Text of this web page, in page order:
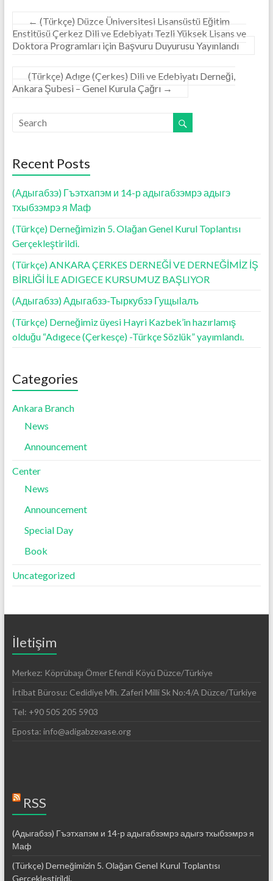
k
p
← (Türkçe) Düzce Üniversitesi Lisansüstü Eğitim
Enstitüsü Çerkez Dili ve Edebiyatı Tezli Yüksek Lisans ve
Doktora Programları için Başvuru Duyurusu Yayınlandı
(Türkçe) Adıge (Çerkes) Dili ve Edebiyatı Derneği,
Ankara Şubesi – Genel Kurula Çağrı →
Recent Posts
(Адыгабзэ) Гъэтхапэм и 14-р адыгабзэмрэ адыгэ
тхыбзэмрэ я Маф
(Türkçe) Derneğimizin 5. Olağan Genel Kurul Toplantısı
Gerçekleştirildi.
(Türkçe) ANKARA ÇERKES DERNEĞİ VE DERNEĞİMİZ İŞ
BİRLİĞİ İLE ADIGECE KURSUMUZ BAŞLIYOR
(Адыгабзэ) Адыгабзэ-Тыркубзэ Гущыӏалъ
(Türkçe) Derneğimiz üyesi Hayri Kazbek’in hazırlamış
olduğu “Adıgece (Çerkesçe) -Türkçe Sözlük” yayımlandı.
Categories
Ankara Branch
News
Announcement
Center
News
Announcement
Special Day
Book
Uncategorized
İletişim
Merkez: Köprübaşı Ömer Efendi Köyü Düzce/Türkiye
İrtibat Bürosu: Cedidiye Mh. Zaferi Milli Sk No:4/A Düzce/Türkiye
Tel: +90 505 205 5903
Eposta: info@adigabzexase.org
RSS
(Адыгабзэ) Гъэтхапэм и 14-р адыгабзэмрэ адыгэ тхыбзэмрэ я
Маф
(Türkçe) Derneğimizin 5. Olağan Genel Kurul Toplantısı
Gerçekleştirildi.